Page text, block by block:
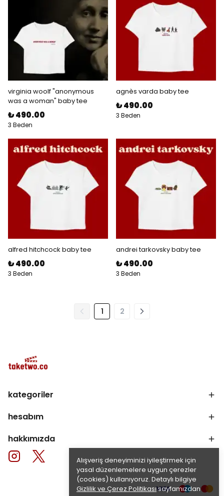
Alışveriş deneyiminizi iyileştirmek için
yasal düzenlemelere uygun çerezler
(cookies) kullanıyoruz. Detaylı bilgiye
Gizlilik ve Çerez Politikasısayfamızdan
virginia woolf "anonymous
was a woman" baby tee
₺ 490.00
3 Beden
agnès varda baby tee
₺ 490.00
3 Beden
alfred hitchcock baby tee
₺ 490.00
3 Beden
andrei tarkovsky baby tee
₺ 490.00
3 Beden
1 2
kategoriler
hesabım
hakkımızda